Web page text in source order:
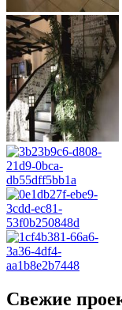
Свежие